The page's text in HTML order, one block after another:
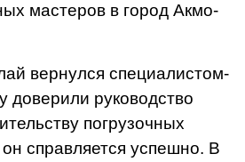
мастеров в город Акмо­
вернулся специалистом-
доверили руководство
погрузочных
справляется успешно. В